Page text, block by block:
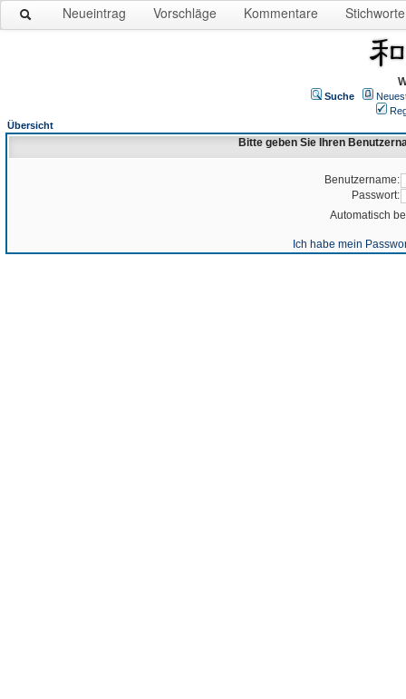
Neueintrag Vorschläge Kommentare Stichworte
Suche
Übersicht
Bitte geben Sie Ihren
Benutzername:
Passwort:
Automatisch
Ich habe mein